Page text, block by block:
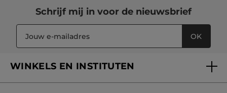
Schrijf mij in voor de nieuwsbrief
OK
WINKELS EN INSTITUTEN